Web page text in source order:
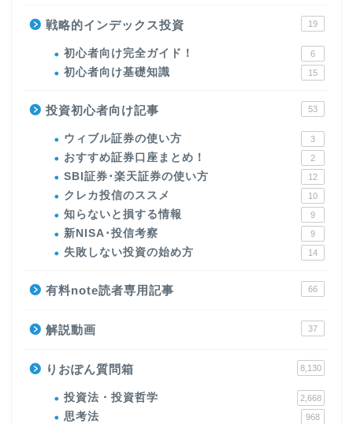
戦略的インデックス投資 19
初心者向け完全ガイド！ 6
初心者向け基礎知識 15
投資初心者向け記事 53
ウィブル証券の使い方 3
おすすめ証券口座まとめ！ 2
SBI証券･楽天証券の使い方 12
クレカ投信のススメ 10
知らないと損する情報 9
新NISA･投信考察 9
失敗しない投資の始め方 14
有料note読者専用記事 66
解説動画 37
りおぽん質問箱 8,130
投資法・投資哲学 2,668
思考法 968